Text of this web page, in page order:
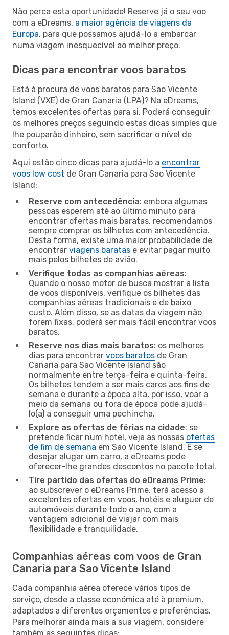
Não perca esta oportunidade! Reserve já o seu voo
com a eDreams, a maior agência de viagens da
Europa, para que possamos ajudá-lo a embarcar
numa viagem inesquecível ao melhor preço.
Dicas para encontrar voos baratos
Está à procura de voos baratos para Sao Vicente
Island (VXE) de Gran Canaria (LPA)? Na eDreams,
temos excelentes ofertas para si. Poderá conseguir
os melhores preços seguindo estas dicas simples que
lhe pouparão dinheiro, sem sacrificar o nível de
conforto.
Aqui estão cinco dicas para ajudá-lo a encontrar
voos low cost de Gran Canaria para Sao Vicente
Island:
Reserve com antecedência: embora algumas
pessoas esperem até ao último minuto para
encontrar ofertas mais baratas, recomendamos
sempre comprar os bilhetes com antecedência.
Desta forma, existe uma maior probabilidade de
encontrar viagens baratas e evitar pagar muito
mais pelos bilhetes de avião.
Verifique todas as companhias aéreas:
Quando o nosso motor de busca mostrar a lista
de voos disponíveis, verifique os bilhetes das
companhias aéreas tradicionais e de baixo
custo. Além disso, se as datas da viagem não
forem fixas, poderá ser mais fácil encontrar voos
baratos.
Reserve nos dias mais baratos: os melhores
dias para encontrar voos baratos de Gran
Canaria para Sao Vicente Island são
normalmente entre terça-feira e quinta-feira.
Os bilhetes tendem a ser mais caros aos fins de
semana e durante a época alta, por isso, voar a
meio da semana ou fora de época pode ajudá-
lo(a) a conseguir uma pechincha.
Explore as ofertas de férias na cidade: se
pretende ficar num hotel, veja as nossas ofertas
de fim de semana em Sao Vicente Island. E se
desejar alugar um carro, a eDreams pode
oferecer-lhe grandes descontos no pacote total.
Tire partido das ofertas do eDreams Prime:
ao subscrever o eDreams Prime, terá acesso a
excelentes ofertas em voos, hotéis e aluguer de
automóveis durante todo o ano, com a
vantagem adicional de viajar com mais
flexibilidade e tranquilidade.
Companhias aéreas com voos de Gran
Canaria para Sao Vicente Island
Cada companhia aérea oferece vários tipos de
serviço, desde a classe económica até à premium,
adaptados a diferentes orçamentos e preferências.
Para melhorar ainda mais a sua viagem, considere